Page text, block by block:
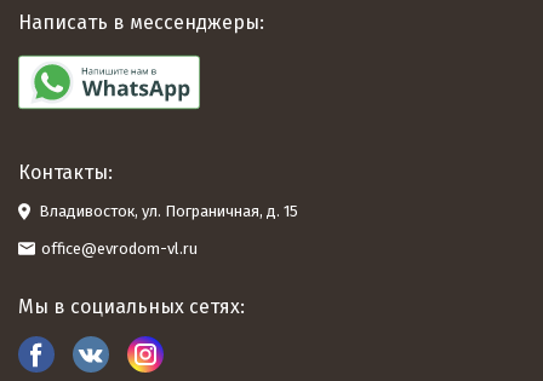
Написать в мессенджеры:
Контакты:
Владивосток, ул. Пограничная, д. 15
office@evrodom-vl.ru
Мы в социальных сетях: